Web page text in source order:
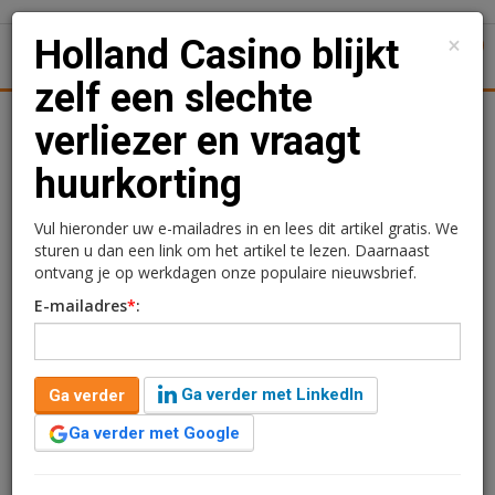
Uitgelicht
Holland Casino blijkt zelf
een slechte verliezer en
vraagt huurkorting
Holland Casino heeft om 50% huurkorting gevraagd tot
1 oktober aan haar vastgoedeigenaren, dit blijkt uit de
brief die in handen is van de redactie van
×
Holland Casino blijkt
zelf een slechte
verliezer en vraagt
huurkorting
Vul hieronder uw e-mailadres in en lees dit artikel gratis. We
sturen u dan een link om het artikel te lezen. Daarnaast
ontvang je op werkdagen onze populaire nieuwsbrief.
E-mailadres*:
Ga verder
Ga verder met LinkedIn
Ga verder met Google